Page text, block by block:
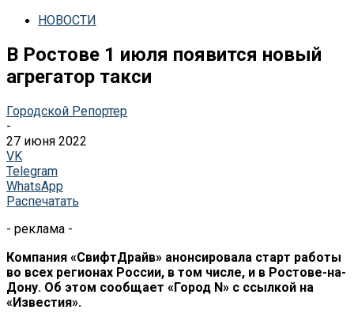
НОВОСТИ
В Ростове 1 июля появится новый
агрегатор такси
Городской Репортер
-
27 июня 2022
VK
Telegram
WhatsApp
Распечатать
- реклама -
Компания «СвифтДрайв» анонсировала старт работы
во всех регионах России, в том числе, и в Ростове-на-
Дону. Об этом сообщает «Город N» с ссылкой на
«Известия».